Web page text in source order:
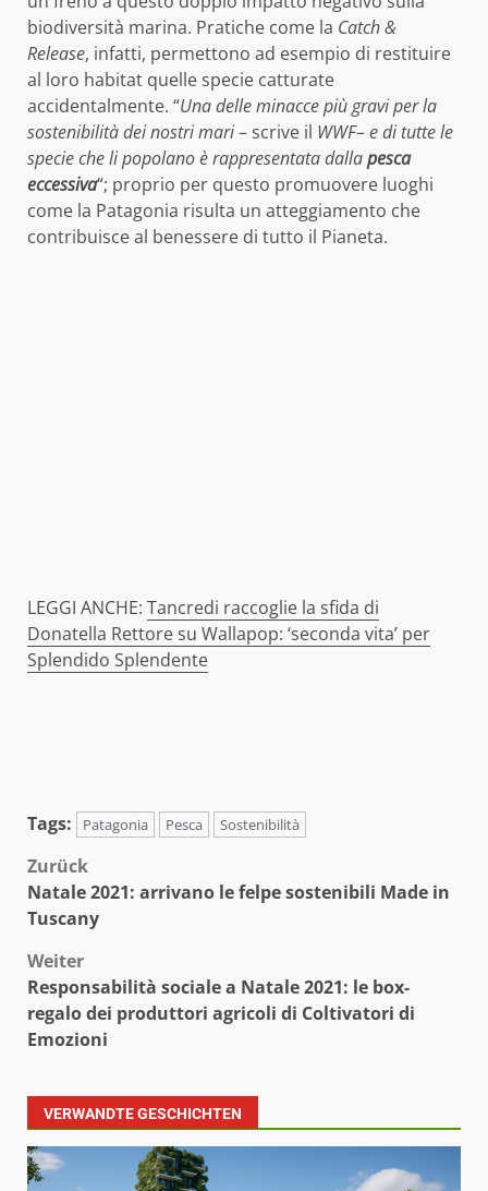
biodiversità marina. Pratiche come la Catch &
Release, infatti, permettono ad esempio di restituire
al loro habitat quelle specie catturate
accidentalmente. “Una delle minacce più gravi per la
sostenibilità dei nostri mari– scrive il WWF–e di tutte le
specie che li popolano è rappresentata dallapesca
eccessiva“; proprio per questo promuovere luoghi
come la Patagonia risulta un atteggiamento che
contribuisce al benessere di tutto il Pianeta.
LEGGI ANCHE: Tancredi raccoglie la sfida di
Donatella Rettore su Wallapop: ‘seconda vita’ per
Splendido Splendente
Tags: Patagonia Pesca Sostenibilità
Beitragsnavigation
Zurück
Natale 2021: arrivano le felpe sostenibili Made in
Tuscany
Weiter
Responsabilità sociale a Natale 2021: le box-
regalo dei produttori agricoli di Coltivatori di
Emozioni
VERWANDTE GESCHICHTEN